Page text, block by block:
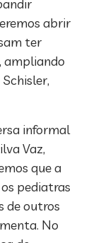
abrir
ter
ampliando
informal
Vaz,
que a
os pediatras
de outros
No